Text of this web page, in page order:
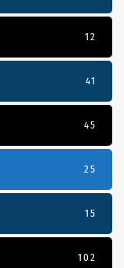
12
41
45
25
15
102